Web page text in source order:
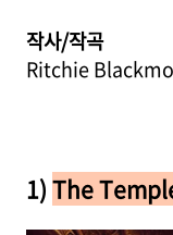
작사/작곡
Ritchie
1)The